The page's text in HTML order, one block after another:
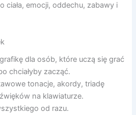
ciała, emocji, oddechu, zabawy i
dla osób, które uczą się grać
chciałyby zacząć.
tonacje, akordy, triadę
na klawiaturze.
od razu.